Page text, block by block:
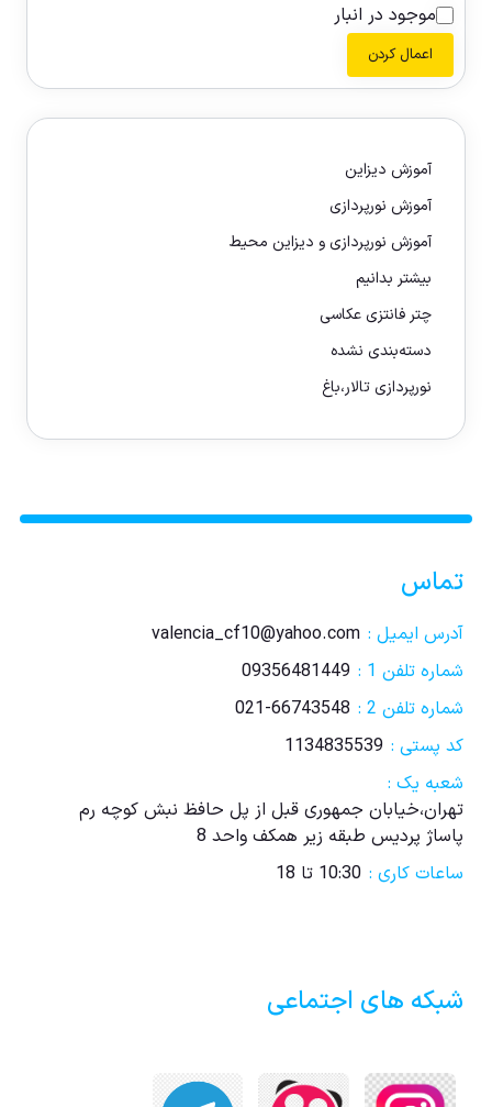
موجود در انبار
اعمال کردن
آموزش دیزاین
آموزش نورپردازی
آموزش نورپردازی و دیزاین محیط
بیشتر بدانیم
چتر فانتزی عکاسی
دسته‌بندی نشده
نورپردازی تالار،باغ
تماس
آدرس ایمیل : valencia_cf10@yahoo.com
شماره تلفن 1 :
09356481449
شماره تلفن 2 :
021-66743548
کد پستی : 1134835539
شعبه یک :
تهران،خیابان جمهوری قبل از پل حافظ نبش کوچه رم
پاساژ پردیس طبقه زیر همکف واحد 8
ساعات کاری : 10:30 تا 18
شبکه های اجتماعی